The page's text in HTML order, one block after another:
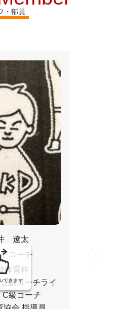
・部員
遼太
コーチ
体育科
認コーチライ
C級コーチ
できます